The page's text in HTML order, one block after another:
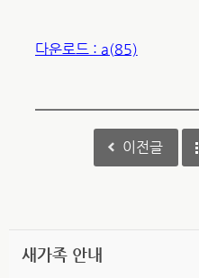
다운로드 : a(85)
이전글
새가족 안내